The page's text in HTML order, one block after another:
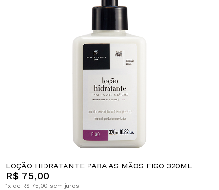
LOÇÃO HIDRATANTE PARA AS MÃOS FIGO 320ML
R$ 75,00
1x de R$ 75,00 sem juros.